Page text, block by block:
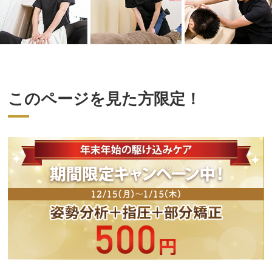
このページを見た方限定！